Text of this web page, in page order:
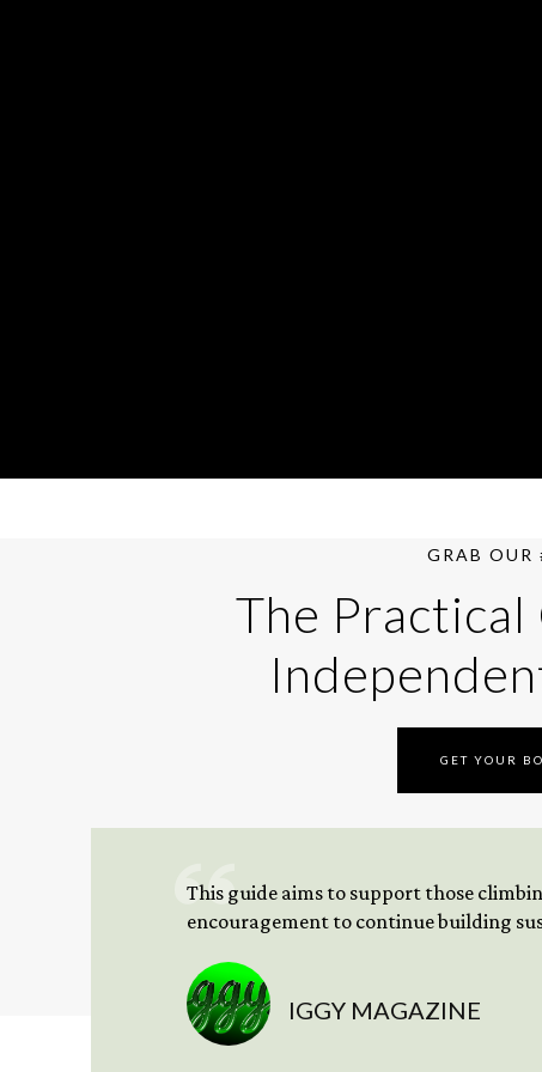
GRAB OUR
The
GET YOUR
This guide aims to support those
encouragement to continue building
IGGY MAGAZINE